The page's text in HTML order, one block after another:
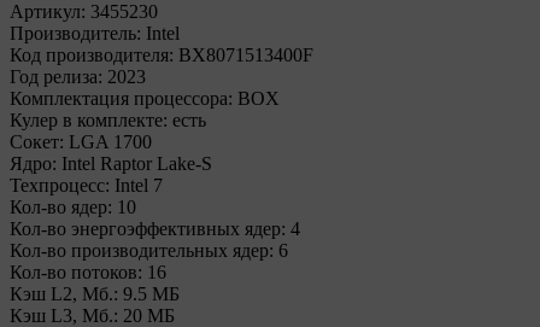
Артикул: 3455230
Производитель: Intel
Код производителя: BX8071513400F
Год релиза: 2023
Комплектация процессора: BOX
Кулер в комплекте: есть
Сокет: LGA 1700
Ядро: Intel Raptor Lake-S
Техпроцесс: Intel 7
Кол-во ядер: 10
Кол-во энергоэффективных ядер: 4
Кол-во производительных ядер: 6
Кол-во потоков: 16
Кэш L2, Мб.: 9.5 МБ
Кэш L3, Мб.: 20 МБ